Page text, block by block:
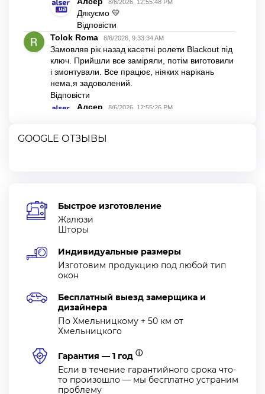
GOOGLE ОТЗЫВЫ
Быстрое изготовление
Жалюзи
Шторы
Индивидуальные размеры
Изготовим продукцию под любой тип
окон
Бесплатный выезд замерщика и
дизайнера
По Хмельницкому + 50 км от
Хмельницкого
Гарантия — 1 год ⓘ
Если в течение гарантийного срока что-
то произошло — мы бесплатно устраним
проблему